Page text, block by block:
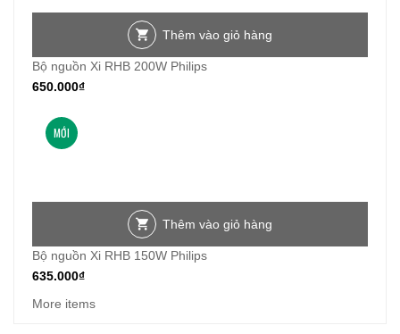
Thêm vào giỏ hàng
Bộ nguồn Xi RHB 200W Philips
650.000₫
MỚI
Thêm vào giỏ hàng
Bộ nguồn Xi RHB 150W Philips
635.000₫
More items